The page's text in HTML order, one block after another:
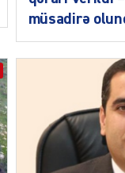
müsadirə